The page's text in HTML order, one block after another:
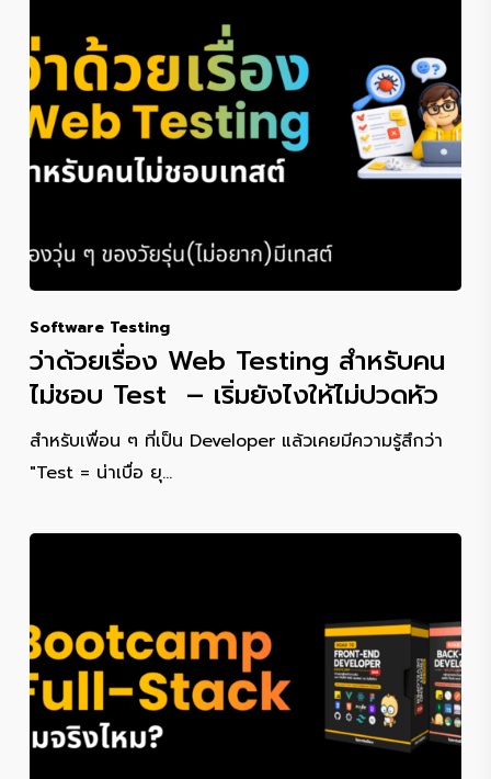
Software Testing
ว่าด้วยเรื่อง Web Testing สำหรับคน
ไม่ชอบ Test – เริ่มยังไงให้ไม่ปวดหัว
สำหรับเพื่อน ๆ ที่เป็น Developer แล้วเคยมีความรู้สึกว่า
"Test = น่าเบื่อ ยุ…